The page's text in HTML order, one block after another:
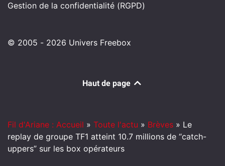
Gestion de la confidentialité (RGPD)
© 2005 - 2026 Univers Freebox
Haut de page
Fil d'Ariane : Accueil » Toute l'actu » Brèves » Le
replay de groupe TF1 atteint 10.7 millions de “catch-
uppers” sur les box opérateurs